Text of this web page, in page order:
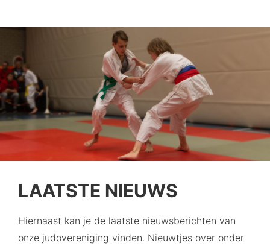
LAATSTE NIEUWS
Hiernaast kan je de laatste nieuwsberichten van
onze judovereniging vinden. Nieuwtjes over onder